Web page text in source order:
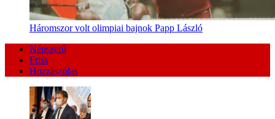
Háromszor volt olimpiai bajnok Papp László
Népszerű
Friss
Hozzászólás